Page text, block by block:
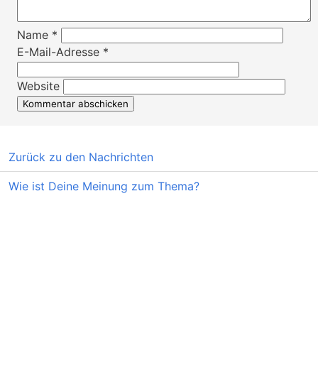
Name *
E-Mail-Adresse *
Website
Zurück zu den Nachrichten
Wie ist Deine Meinung zum Thema?